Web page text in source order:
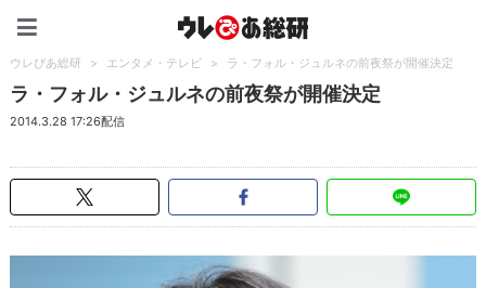
ウレぴあ総研 > エンタメ・テレビ > ラ・フォル・ジュルネの前夜祭が開催決定
ラ・フォル・ジュルネの前夜祭が開催決定
2014.3.28 17:26配信